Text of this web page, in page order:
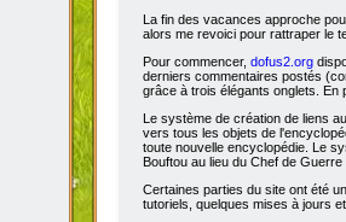
La fin des vacances approche
alors me revoici pour rattraper le
Pour commencer, dofus2.org
derniers commentaires postés
grâce à trois élégants onglets. En
Le système de création de liens
vers tous les objets de
toute nouvelle encyclopédie. Le
Bouftou au lieu du Chef de
Certaines parties du site ont été
tutoriels, quelques mises à jours